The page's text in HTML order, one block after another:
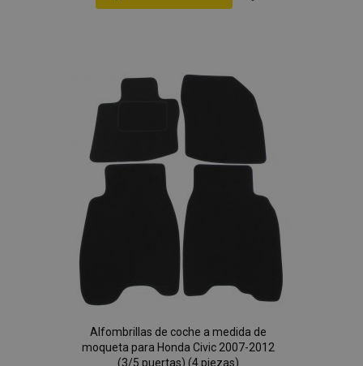
Lista
de
Deseos
Alfombrillas de coche a medida de
moqueta para Honda Civic 2007-2012
(3/5 puertas) (4 piezas)